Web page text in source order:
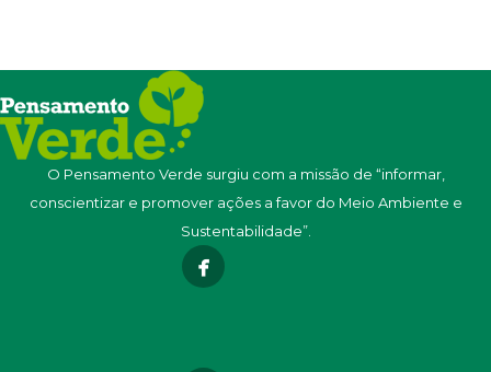
O Pensamento Verde surgiu com a missão de “informar,
conscientizar e promover ações a favor do Meio Ambiente e
Sustentabilidade”.